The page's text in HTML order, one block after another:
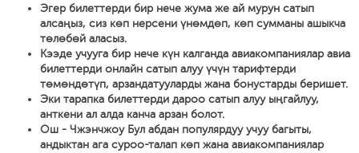
Эгер билеттерди бир нече жума же ай мурун сатып
алсаңыз, сиз көп нерсени үнөмдөп, көп сумманы ашыкча
төлөбөй аласыз.
Кээде учууга бир нече күн калганда авиакомпаниялар авиа
билеттерди онлайн сатып алуу үчүн тарифтерди
төмөндөтүп, арзандатууларды жана бонустарды беришет.
Эки тарапка билеттерди дароо сатып алуу ыңгайлуу,
анткени ал алда канча арзан болот.
Ош - Чжэнчжоу Бул абдан популярдуу учуу багыты,
андыктан ага суроо-талап көп жана авиакомпаниялар